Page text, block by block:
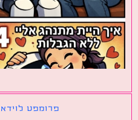
פרומפט לוידאו הצג